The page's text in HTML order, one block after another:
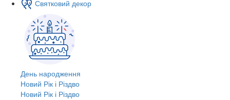
Святковий декор
День народження
Новий Рік і Різдво
Новий Рік і Різдво